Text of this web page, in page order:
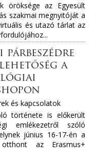
öröksége az Egyesült
szakmai megnyitóját a
és utazó tárlat az
párbeszédre
a
és kapcsolatok
története is előkerült
emlékezetről szóló
június 16-17-én a
az Erasmus+